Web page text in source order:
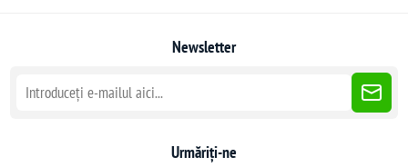
Newsletter
Urmăriți-ne